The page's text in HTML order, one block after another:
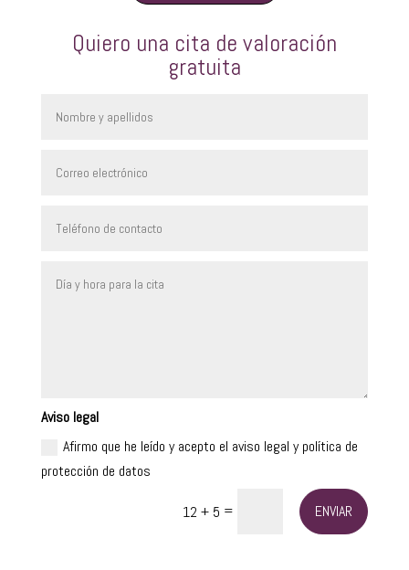
Quiero una cita de valoración
gratuita
Aviso legal
Afirmo que he leído y acepto el aviso legal y política de
protección de datos
12 + 5 = ENVIAR